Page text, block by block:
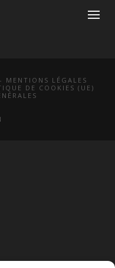
MENTIONS LÉGALES
DE COOKIES (UE)